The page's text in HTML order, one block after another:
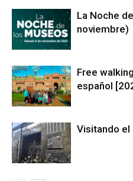
La Noche
noviembre)
Free
español
Visitando